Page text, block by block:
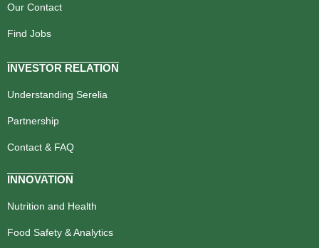
Our Contact
Find Jobs
INVESTOR RELATION
Understanding Serelia
Partnership
Contact & FAQ
INNOVATION
Nutrition and Health
Food Safety & Analytics